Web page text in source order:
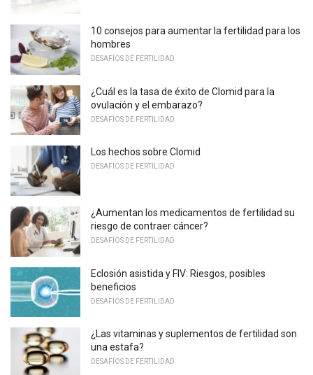
10 consejos para aumentar la fertilidad para los
hombres
DESAFÍOS DE FERTILIDAD
¿Cuál es la tasa de éxito de Clomid para la
ovulación y el embarazo?
DESAFÍOS DE FERTILIDAD
Los hechos sobre Clomid
DESAFÍOS DE FERTILIDAD
¿Aumentan los medicamentos de fertilidad su
riesgo de contraer cáncer?
DESAFÍOS DE FERTILIDAD
Eclosión asistida y FIV: Riesgos, posibles
beneficios
DESAFÍOS DE FERTILIDAD
¿Las vitaminas y suplementos de fertilidad son
una estafa?
DESAFÍOS DE FERTILIDAD